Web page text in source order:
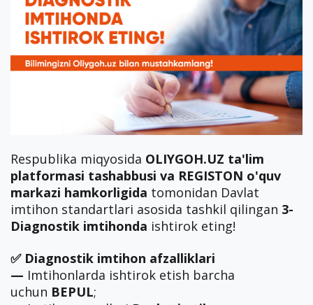
Respublika miqyosida OLIYGOH.UZ ta'lim
platformasi tashabbusi va REGISTON o'quv
markazi hamkorligida tomonidan Davlat
imtihon standartlari asosida tashkil qilingan 3-
Diagnostik imtihonda ishtirok eting!
✅ Diagnostik imtihon afzalliklari
— Imtihonlarda ishtirok etish barcha
uchun BEPUL;